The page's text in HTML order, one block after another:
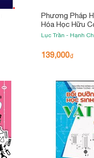
Phương Pháp
Hóa Học Hữu
Quốc Gia - Tập
Lục Trần - Hạnh
139,000₫